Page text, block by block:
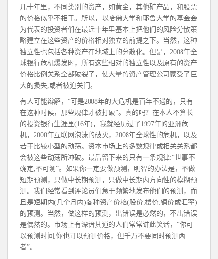
几十年里，不同类别的资产，如黄金，其他矿产品，和股票
的价格似乎不相干。所以，以哈佛大学和耶鲁大学的基金会
为代表的投资者们在最近十年里基本上把他们的风险分散策
略建立在这些资产的价格相对独立的前提之下。当然，这种
独立性也包括各种资产在地域上的分散化。但是，2008年全
球银行危机爆发时，所有这些相对的独立性以及原有的资产
价格比例关系全部破裂了，使大量的资产管理公司蒙受了巨
大的损失,或者被迫关门。
有人可能辩解，“可是2008年的大危机是百年不遇的，只有
在这种时候，那些规律才被打破”。真的吗？在本人不算长
的投资银行生涯里(16年)，我就经历过了1997年的亚洲危
机，2000年互联网泡沫的破灭，2008年全球性的危机，以及
若干比较小型的动荡。资本市场上的多数规律或相关关系都
会被这些动荡所冲破。最后留下来的只有一条规律:“世事不
确定,不可测”。如果你一定要做预测，明智的办法是，不做
短期预测，只做中长期预测，只做中长期内方向性的模糊预
测。我们经常看到评论员们急于频繁地发布他们的预测，而
且是短期内(几个月内)各种资产价格(股价,楼价,铜价或汇率)
的预测。当然，做这样的预测，出错误是必然的，不出错误
是偶然的。市场上有深谙其道的人们常常讲此笑话，“你可
以预测时间,你也可以预测价格，但千万不要同时预测两
者”。